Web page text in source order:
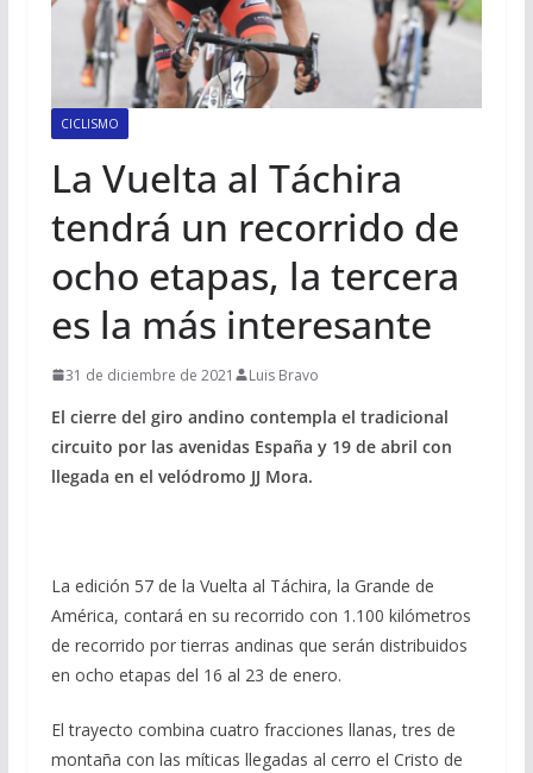
CICLISMO
La Vuelta al Táchira
tendrá un recorrido de
ocho etapas, la tercera
es la más interesante
31 de diciembre de 2021 Luis Bravo
El cierre del giro andino contempla el tradicional
circuito por las avenidas España y 19 de abril con
llegada en el velódromo JJ Mora.
La edición 57 de la Vuelta al Táchira, la Grande de
América, contará en su recorrido con 1.100 kilómetros
de recorrido por tierras andinas que serán distribuidos
en ocho etapas del 16 al 23 de enero.
El trayecto combina cuatro fracciones llanas, tres de
montaña con las míticas llegadas al cerro el Cristo de